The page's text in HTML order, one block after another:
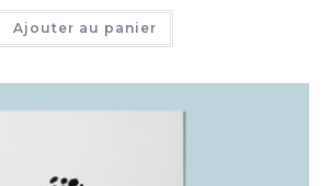
Ajouter au panier